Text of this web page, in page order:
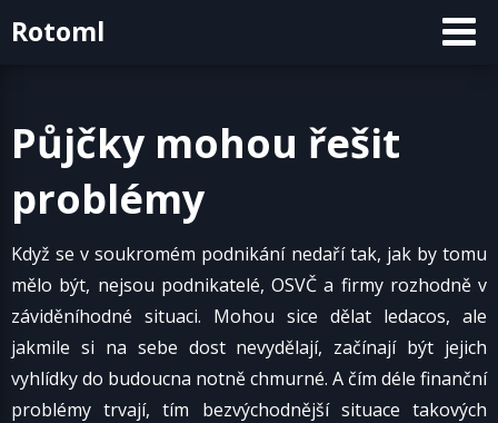
toRotoml
Půjčky mohou řešit
problémy
Když se v soukromém podnikání nedaří tak, jak by tomu
mělo být, nejsou podnikatelé, OSVČ a firmy rozhodně v
záviděníhodné situaci. Mohou sice dělat ledacos, ale
jakmile si na sebe dost nevydělají, začínají být jejich
vyhlídky do budoucna notně chmurné. A čím déle finanční
problémy trvají, tím bezvýchodnější situace takových